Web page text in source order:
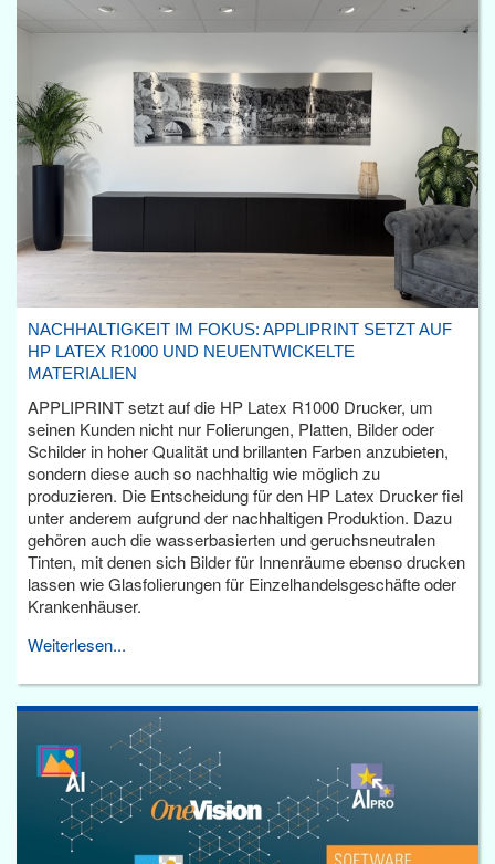
NACHHALTIGKEIT IM FOKUS: APPLIPRINT SETZT AUF
HP LATEX R1000 UND NEUENTWICKELTE
MATERIALIEN
APPLIPRINT setzt auf die HP Latex R1000 Drucker, um
seinen Kunden nicht nur Folierungen, Platten, Bilder oder
Schilder in hoher Qualität und brillanten Farben anzubieten,
sondern diese auch so nachhaltig wie möglich zu
produzieren. Die Entscheidung für den HP Latex Drucker fiel
unter anderem aufgrund der nachhaltigen Produktion. Dazu
gehören auch die wasserbasierten und geruchsneutralen
Tinten, mit denen sich Bilder für Innenräume ebenso drucken
lassen wie Glasfolierungen für Einzelhandelsgeschäfte oder
Krankenhäuser.
Weiterlesen...